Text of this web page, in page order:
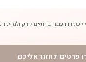
ויעובדו בהתאם לחוק ולמדיניות
פרטים ונחזור אליכם